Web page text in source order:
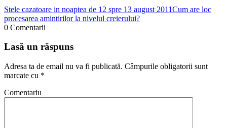
Stele cazatoare in noaptea de 12 spre 13 august 2011Cum are loc
procesarea amintirilor la nivelul creierului?
0 Comentarii
Lasă un răspuns
Adresa ta de email nu va fi publicată. Câmpurile obligatorii sunt
marcate cu *
Comentariu